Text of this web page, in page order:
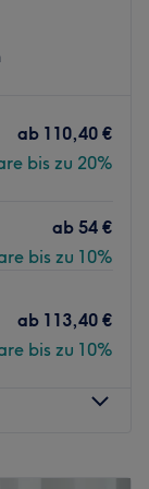
an
zwei
und
Wert darauf,
und ihre
und
auf vegane
ab 110,40 €
bis zu 20%
ab 54 €
bis zu 10%
ab 113,40 €
bis zu 10%